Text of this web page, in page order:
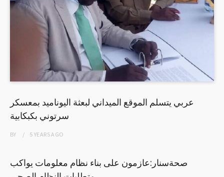
عربي يتسلم الموقع الميداني لبعثة اليوناميد بمعسكر
سرتوني بكبكابية
BY 5 YEARSAGO
صحةسنار:عازمون على بناء نظام معلومات يواكب